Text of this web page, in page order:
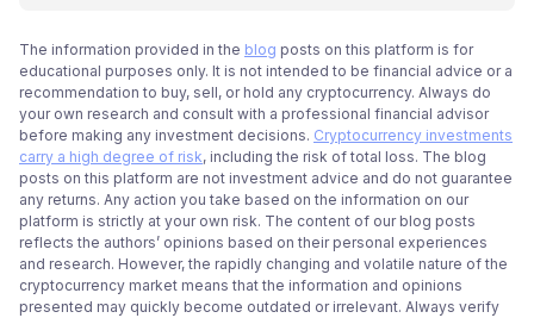
The information provided in the blog posts on this platform is for
educational purposes only. It is not intended to be financial advice or a
recommendation to buy, sell, or hold any cryptocurrency. Always do
your own research and consult with a professional financial advisor
before making any investment decisions. Cryptocurrency investments
carry a high degree of risk, including the risk of total loss. The blog
posts on this platform are not investment advice and do not guarantee
any returns. Any action you take based on the information on our
platform is strictly at your own risk. The content of our blog posts
reflects the authors’ opinions based on their personal experiences
and research. However, the rapidly changing and volatile nature of the
cryptocurrency market means that the information and opinions
presented may quickly become outdated or irrelevant. Always verify